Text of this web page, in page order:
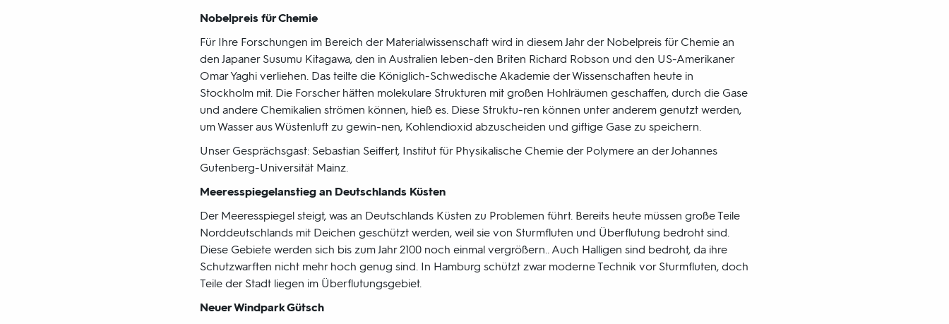
Nobelpreis für Chemie
Für Ihre Forschungen im Bereich der Materialwissenschaft wird in diesem Jahr der Nobelpreis für Chemie an
den Japaner Susumu Kitagawa, den in Australien leben-den Briten Richard Robson und den US-Amerikaner
Omar Yaghi verliehen. Das teilte die Königlich-Schwedische Akademie der Wissenschaften heute in
Stockholm mit. Die Forscher hätten molekulare Strukturen mit großen Hohlräumen geschaffen, durch die Gase
und andere Chemikalien strömen können, hieß es. Diese Struktu-ren können unter anderem genutzt werden,
um Wasser aus Wüstenluft zu gewin-nen, Kohlendioxid abzuscheiden und giftige Gase zu speichern.
Unser Gesprächsgast: Sebastian Seiffert, Institut für Physikalische Chemie der Polymere an der Johannes
Gutenberg-Universität Mainz.
Meeresspiegelanstieg an Deutschlands Küsten
Der Meeresspiegel steigt, was an Deutschlands Küsten zu Problemen führt. Bereits heute müssen große Teile
Norddeutschlands mit Deichen geschützt werden, weil sie von Sturmfluten und Überflutung bedroht sind.
Diese Gebiete werden sich bis zum Jahr 2100 noch einmal vergrößern.. Auch Halligen sind bedroht, da ihre
Schutzwarften nicht mehr hoch genug sind. In Hamburg schützt zwar moderne Technik vor Sturmfluten, doch
Teile der Stadt liegen im Überflutungsgebiet.
Neuer Windpark Gütsch